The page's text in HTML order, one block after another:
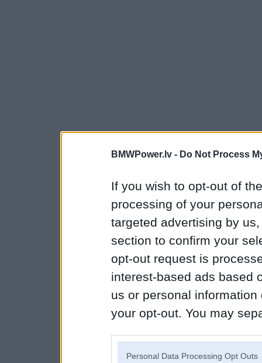
BMWPower.lv - Do Not Process
If you wish to opt-out of
processing of your
targeted advertising by
section to confirm your
opt-out request is
interest-based ads based
us or personal
your opt-out. You may
Personal Data Processing Opt Outs